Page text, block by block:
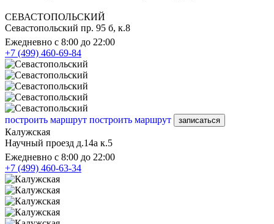
СЕВАСТОПОЛЬСКИЙ
Севастопольский пр. 95 б, к.8
Ежедневно с 8:00 до 22:00
+7 (499) 460-69-84
построить маршрут построить маршрут записаться
Калужская
Научный проезд д.14а к.5
Ежедневно с 8:00 до 22:00
+7 (499) 460-63-34